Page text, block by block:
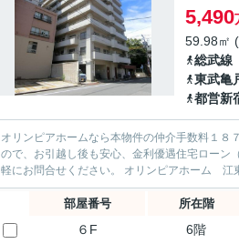
5,490
59.98㎡
総武線
東武亀
都営新
オリンピアホームなら本物件の仲介手数料１８
ので、お引越し後も安心、金利優遇住宅ローン
部屋番号 所在階
６F 6階